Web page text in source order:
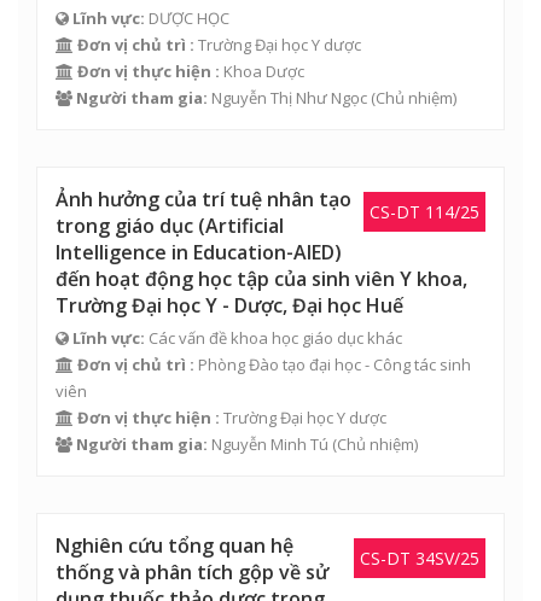
Lĩnh vực: DƯỢC HỌC
Đơn vị chủ trì : Trường Đại học Y dược
Đơn vị thực hiện : Khoa Dược
Người tham gia: Nguyễn Thị Như Ngọc (Chủ nhiệm)
CS-DT 114/25
Ảnh hưởng của trí tuệ nhân tạo
trong giáo dục (Artificial
Intelligence in Education-AIED)
đến hoạt động học tập của sinh viên Y khoa,
Trường Đại học Y - Dược, Đại học Huế
Lĩnh vực: Các vấn đề khoa học giáo dục khác
Đơn vị chủ trì : Phòng Đào tạo đại học - Công tác sinh
viên
Đơn vị thực hiện : Trường Đại học Y dược
Người tham gia: Nguyễn Minh Tú (Chủ nhiệm)
CS-DT 34SV/25
Nghiên cứu tổng quan hệ
thống và phân tích gộp về sử